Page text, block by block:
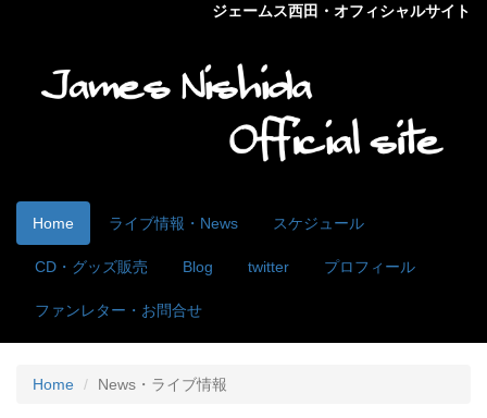
ジェームス西田・オフィシャルサイト
Home ライブ情報・News スケジュール
CD・グッズ販売 Blog twitter プロフィール
ファンレター・お問合せ
Home News・ライブ情報